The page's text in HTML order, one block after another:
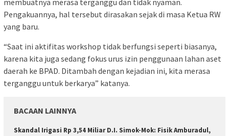
membuatnya merasa terganggu dan tidak nyaman.
Pengakuannya, hal tersebut dirasakan sejak di masa Ketua RW
yang baru.
“Saat ini aktifitas workshop tidak berfungsi seperti biasanya,
karena kita juga sedang fokus urus izin penggunaan lahan aset
daerah ke BPAD. Ditambah dengan kejadian ini, kita merasa
terganggu untuk berkarya” katanya.
BACAAN LAINNYA
Skandal Irigasi Rp 3,54 Miliar D.I. Simok-Mok: Fisik Amburadul,